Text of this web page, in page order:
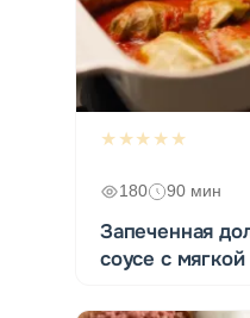
★★★★★
180 90 мин
Запеченная
соусе с